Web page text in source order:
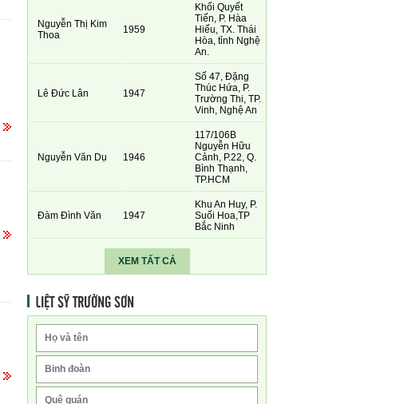
Nguyễn Thị Kim
Thoa
1959
Khối Quyết
Tiến, P. Hàa
Hiếu, TX. Thái
Hòa, tỉnh Nghệ
An.
Lê Đức Lân 1947
Số 47, Đặng
Thúc Hứa, P.
Trường Thi, TP.
Vinh, Nghệ An
Nguyễn Văn Dụ 1946
117/106B
Nguyễn Hữu
Cảnh, P.22, Q.
Bình Thạnh,
TP.HCM
Đàm Đình Văn 1947
Khu An Huy, P.
Suối Hoa,TP
Bắc Ninh
XEM TẤT CẢ
LIỆT SỸ TRƯỜNG SƠN